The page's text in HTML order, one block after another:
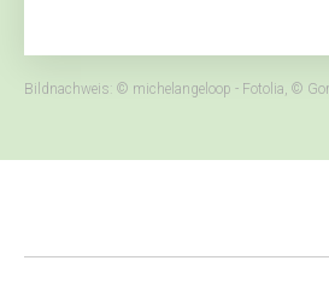
Bildnachweis: © michelangeloop - Fotolia, ©